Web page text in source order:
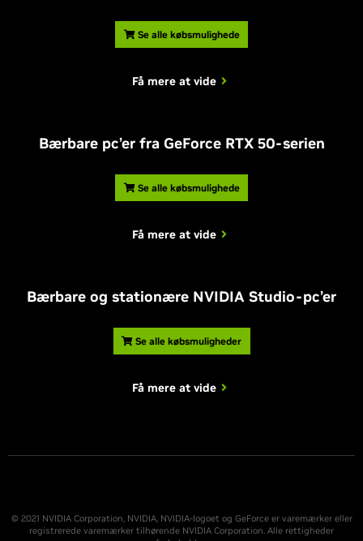
Se alle købsmulighede
Få mere at vide
Bærbare pc’er fra GeForce RTX 50-serien
Se alle købsmulighede
Få mere at vide
Bærbare og stationære NVIDIA Studio-pc’er
Se alle købsmuligheder
Få mere at vide
© 2021 NVIDIA Corporation, NVIDIA, NVIDIA-logoet og GeForce er varemærker eller
registrerede varemærker tilhørende NVIDIA Corporation. Alle rettigheder